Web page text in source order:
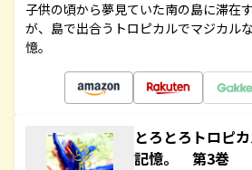
子供の頃から夢見ていた南の島に滞在
が、島で出合うトロピカルでマジカル
憶。
とろとろトロピ
記憶。 第3巻